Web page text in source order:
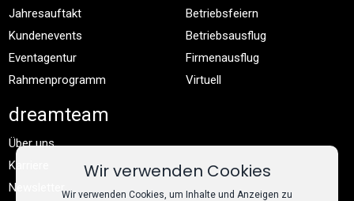
Jahresauftakt
Kundenevents
Eventagentur
Rahmenprogramm
Betriebsfeiern
Betriebsausflug
Firmenausflug
Virtuell
dreamteam
Über uns
Karriere
Newsletter
Wir verwenden Cookies
Wir verwenden Cookies, um Inhalte und Anzeigen zu